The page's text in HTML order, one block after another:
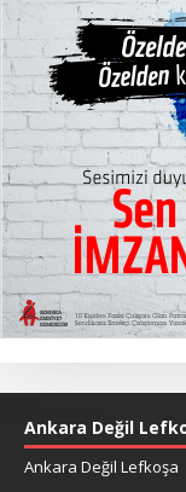
Ankara Değil
Ankara Değil Lefkoşa